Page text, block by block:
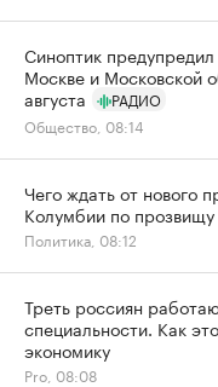
Синоптик предупредил
Москве и Московской
августа
РАДИО
Общество, 08:14
Чего ждать от нового
Колумбии по прозвищу
Политика, 08:12
Треть россиян
специальности. Как
экономику
Pro, 08:08